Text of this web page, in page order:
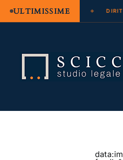
ULTIMISSIME
legale e regresso DIRITTO